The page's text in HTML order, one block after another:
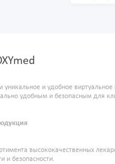
и удобное
удобным и безопасным для
высококачественных
и безопасности.